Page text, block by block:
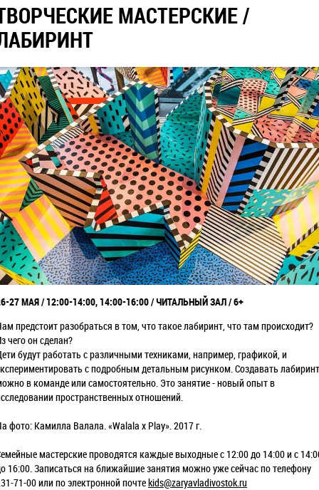
МАСТЕРСКИЕ /
27 МАЯ / 12:00-14:00, 14:00-16:00 / ЧИТАЛЬНЫЙ ЗАЛ / 6+
предстоит разобраться в том, что такое лабиринт, что там происходит?
чего он сделан?
будут работать с различными техниками, например, графикой, и
с подробным детальным рисунком. Создавать лабиринт
в команде или самостоятельно. Это занятие - новый опыт в
пространственных отношений.
фото: Камилла Валала. «Walala x Play». 2017 г.
мастерские проводятся каждые выходные с 12:00 до 14:00 и с
16:00. Записаться на ближайшие занятия можно уже сейчас по телефону
71-00 или по электронной почтеkids@zaryavladivostok.ru